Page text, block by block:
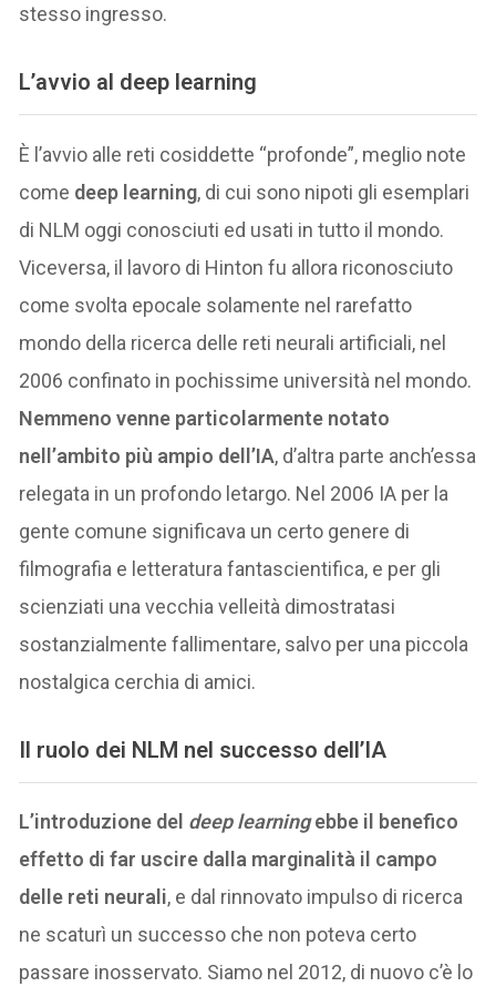
stesso ingresso.
L’avvio al deep learning
È l’avvio alle reti cosiddette “profonde”, meglio note
come deep learning, di cui sono nipoti gli esemplari
di NLM oggi conosciuti ed usati in tutto il mondo.
Viceversa, il lavoro di Hinton fu allora riconosciuto
come svolta epocale solamente nel rarefatto
mondo della ricerca delle reti neurali artificiali, nel
2006 confinato in pochissime università nel mondo.
Nemmeno venne particolarmente notato
nell’ambito più ampio dell’IA, d’altra parte anch’essa
relegata in un profondo letargo. Nel 2006 IA per la
gente comune significava un certo genere di
filmografia e letteratura fantascientifica, e per gli
scienziati una vecchia velleità dimostratasi
sostanzialmente fallimentare, salvo per una piccola
nostalgica cerchia di amici.
Il ruolo dei NLM nel successo dell’IA
L’introduzione del deep learningebbe il benefico
effetto di far uscire dalla marginalità il campo
delle reti neurali, e dal rinnovato impulso di ricerca
ne scaturì un successo che non poteva certo
passare inosservato. Siamo nel 2012, di nuovo c’è lo